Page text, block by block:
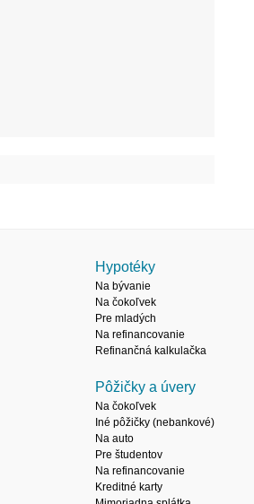
Hypotéky
Na bývanie
Na čokoľvek
Pre mladých
Na refinancovanie
Refinančná kalkulačka
Pôžičky a úvery
Na čokoľvek
Iné pôžičky (nebankové)
Na auto
Pre študentov
Na refinancovanie
Kreditné karty